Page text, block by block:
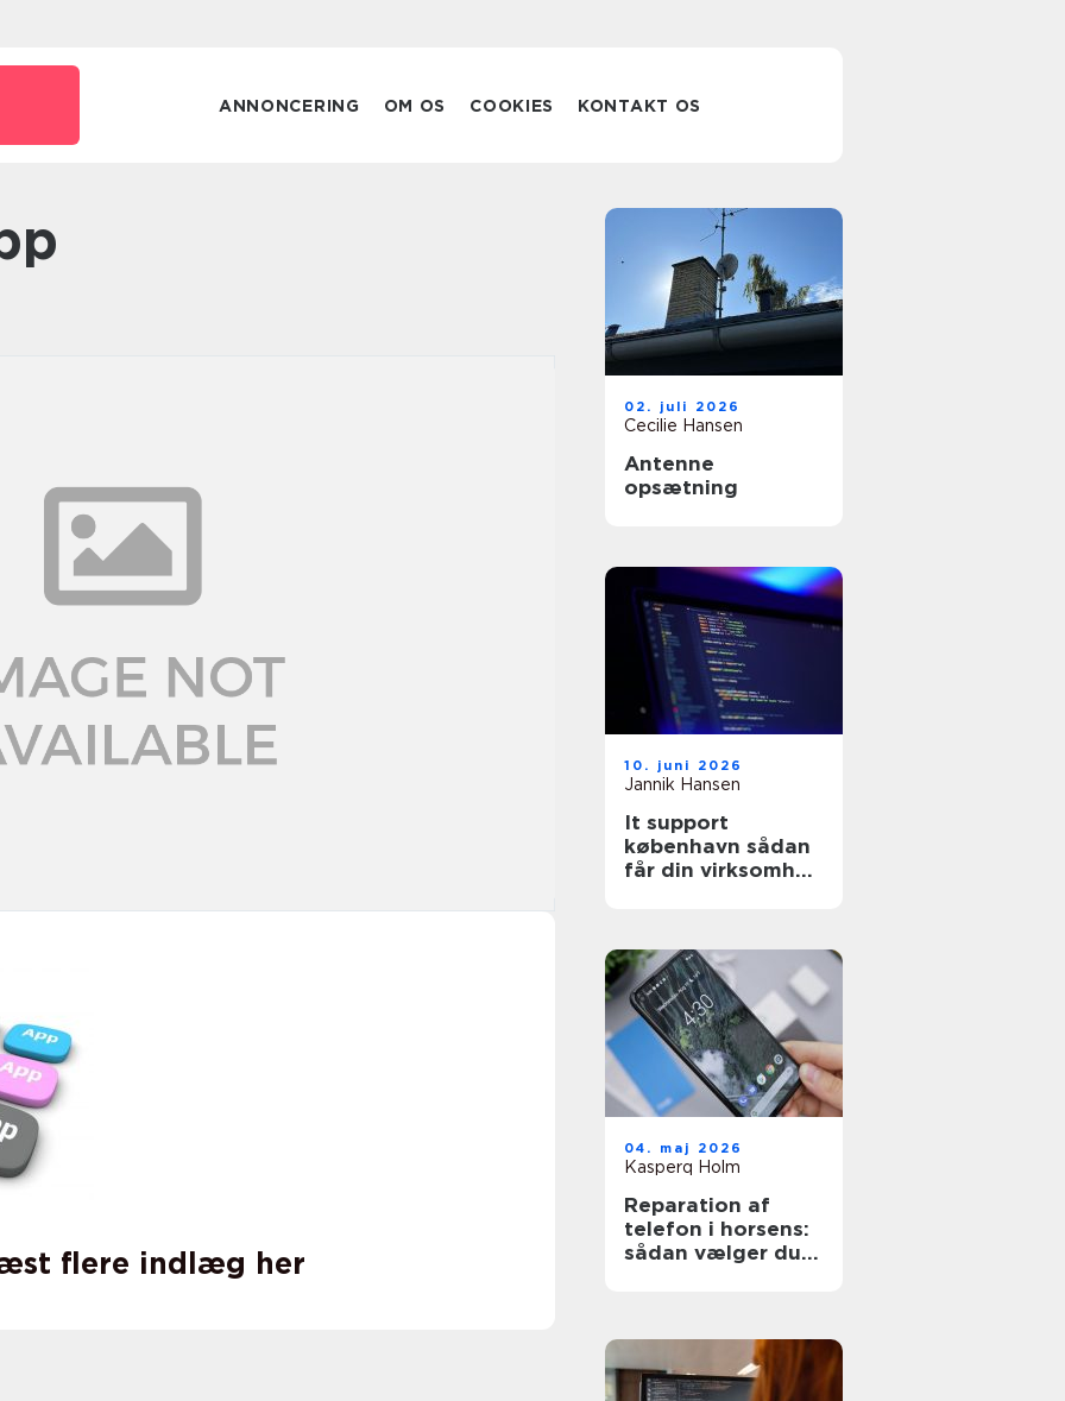
ANNONCERING OM OS COOKIES KONTAKT OS
flere indlæg her
02. juli 2026
Cecilie Hansen
Antenne
opsætning
10. juni 2026
Jannik Hansen
It support
københavn sådan
får din virksomhed
04. maj 2026
Kasperq Holm
Reparation af
telefon i horsens:
sådan vælger du